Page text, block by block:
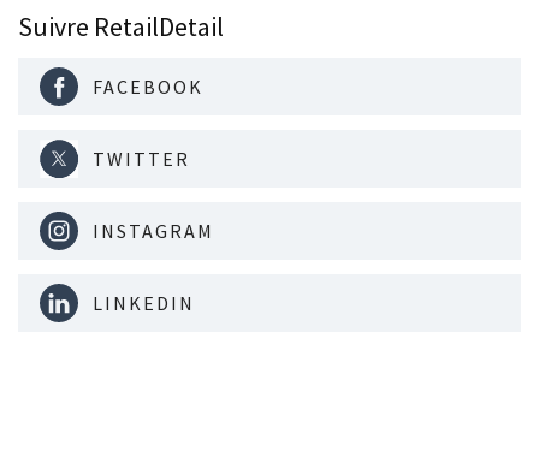
Suivre RetailDetail
FACEBOOK
TWITTER
INSTAGRAM
LINKEDIN